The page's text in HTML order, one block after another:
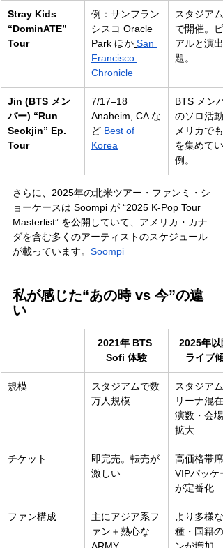
Stray Kids
“DominATE”
Tour
例：サンフラン
シスコ Oracle
Park ほか San
Francisco
Chronicle
スタジアム
で開催。ビ
アルと演出
題。
Jin (BTS メン
バー) “Run
Seokjin” Ep.
Tour
7/17–18
Anaheim, CA な
ど Best of
Korea
BTS メンバ
のソロ活動
メリカでも
を集めてい
例。
さらに、2025年の北米ツアー・ファンミ・シ
ョーケースは Soompi が “2025 K-Pop Tour
Masterlist” を公開していて、アメリカ・カナ
ダを含む多くのアーティストのスケジュール
が載っています。 Soompi
私が感じた“あの時 vs 今”の違
い
2021年 BTS
Sofi 体験
2025年以
ライブ傾
規模
スタジアムで数
万人規模
スタジアム
リーナ混在
演数・会場
拡大
チケット
即完売。転売が
激しい
高価格帯席
VIPパッケ
が定番化
ファン構成
主にアジア系フ
ァン＋熱心な
より多様な
種・国籍の